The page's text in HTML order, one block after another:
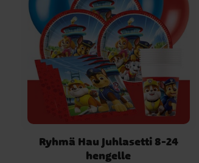
Ryhmä Hau Juhlasetti 8-24
hengelle